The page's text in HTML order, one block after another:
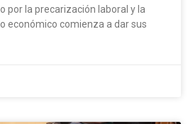
por la precarización laboral y la
económico comienza a dar sus